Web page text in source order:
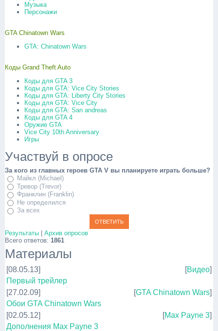
Музыка
Персонажи
GTA Chinatown Wars
GTA: Chinatown Wars
Коды Grand Theft Auto
Коды для GTA 3
Коды для GTA: Vice City Stories
Коды для GTA: Liberty City Stories
Коды для GTA: Vice City
Коды для GTA: San andreas
Коды для GTA 4
Оружие GTA
Vice City 10th Anniversary
Игры
Участвуй в опросе
За кого из главных героев GTA V вы планируете играть больше?
Майкл (Michael)
Тревор (Trevor)
Франклин (Franklin)
Не определился
За всех
Результаты
Архив опросов
Всего ответов: 1861
Материалы
[08.05.13] [Видео]
Первый трейлер
[27.02.09]
[GTA Chinatown Wars]
Обои GTA Chinatown Wars
[02.05.12]
[Max Payne 3]
Дополнения Max Payne 3